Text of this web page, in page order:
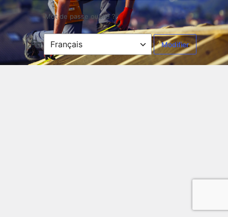
Mot de passe oublié ?
Langue